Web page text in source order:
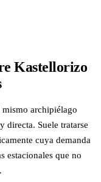
Kastellorizo
archipiélago
directa. Suele tratarse
cuya demanda
estacionales que no